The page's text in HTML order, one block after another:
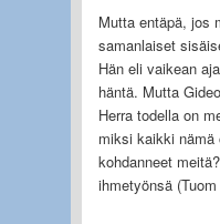
Mutta entäpä, jos
samanlaiset
Hän eli vaikean
häntä. Mutta
Herra todella on
miksi kaikki nämä
kohdanneet
ihmetyönsä